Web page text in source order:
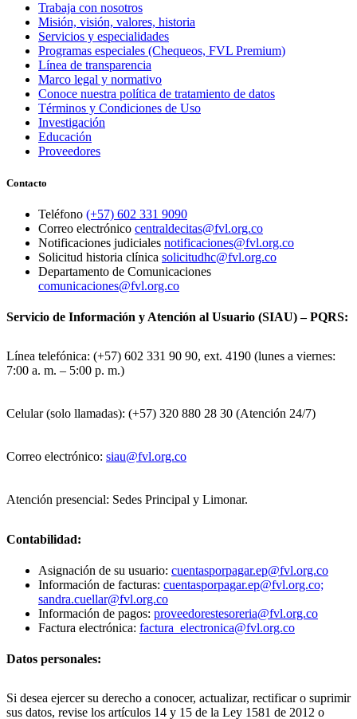
Trabaja con nosotros
Misión, visión, valores, historia
Servicios y especialidades
Programas especiales (Chequeos, FVL Premium)
Línea de transparencia
Marco legal y normativo
Conoce nuestra política de tratamiento de datos
Términos y Condiciones de Uso
Investigación
Educación
Proveedores
Contacto
Teléfono (+57) 602 331 9090
Correo electrónico centraldecitas@fvl.org.co
Notificaciones judiciales notificaciones@fvl.org.co
Solicitud historia clínica solicitudhc@fvl.org.co
Departamento de Comunicaciones
comunicaciones@fvl.org.co
Servicio de Información y Atención al Usuario (SIAU) – PQRS:
Línea telefónica: (+57) 602 331 90 90, ext. 4190 (lunes a viernes:
7:00 a. m. – 5:00 p. m.)
Celular (solo llamadas): (+57) 320 880 28 30 (Atención 24/7)
Correo electrónico: siau@fvl.org.co
Atención presencial: Sedes Principal y Limonar.
Contabilidad:
Asignación de su usuario: cuentasporpagar.ep@fvl.org.co
Información de facturas: cuentasporpagar.ep@fvl.org.co;
sandra.cuellar@fvl.org.co
Información de pagos: proveedorestesoreria@fvl.org.co
Factura electrónica: factura_electronica@fvl.org.co
Datos personales:
Si desea ejercer su derecho a conocer, actualizar, rectificar o suprimir
sus datos, revise los artículos 14 y 15 de la Ley 1581 de 2012 o